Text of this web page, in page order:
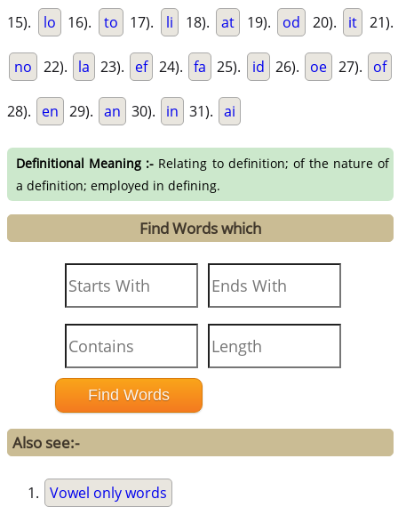
15). lo 16). to 17). li 18). at 19). od 20). it 21).
no 22). la 23). ef 24). fa 25). id 26). oe 27). of
28). en 29). an 30). in 31). ai
Definitional Meaning :- Relating to definition; of the nature of
a definition; employed in defining.
Find Words which
Also see:-
Vowel only words